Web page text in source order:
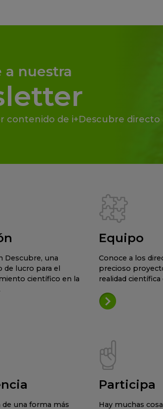
a nuestra
contenido de i+Descubre directo
Descubre, una
de lucro para el
científico en la
Equipo
Conoce a los
precioso
realidad científica
de una forma más
Participa
Hay muchas